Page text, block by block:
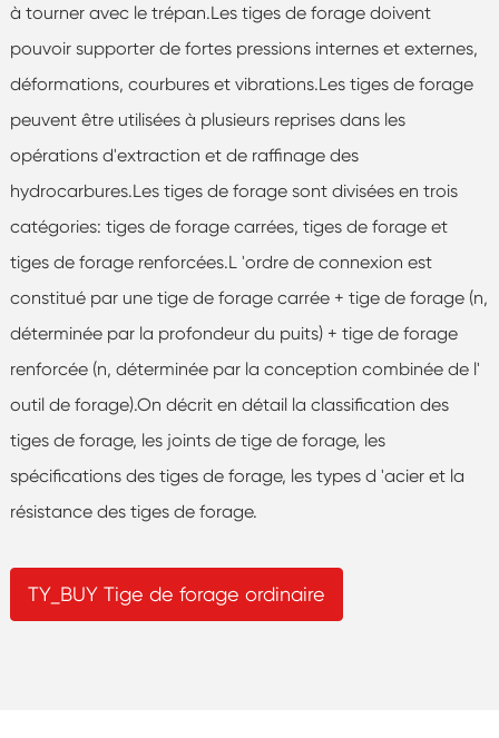
à tourner avec le trépan.Les tiges de forage doivent
pouvoir supporter de fortes pressions internes et externes,
déformations, courbures et vibrations.Les tiges de forage
peuvent être utilisées à plusieurs reprises dans les
opérations d'extraction et de raffinage des
hydrocarbures.Les tiges de forage sont divisées en trois
catégories: tiges de forage carrées, tiges de forage et
tiges de forage renforcées.L 'ordre de connexion est
constitué par une tige de forage carrée + tige de forage (n,
déterminée par la profondeur du puits) + tige de forage
renforcée (n, déterminée par la conception combinée de l'
outil de forage).On décrit en détail la classification des
tiges de forage, les joints de tige de forage, les
spécifications des tiges de forage, les types d 'acier et la
résistance des tiges de forage.
TY_BUY Tige de forage ordinaire